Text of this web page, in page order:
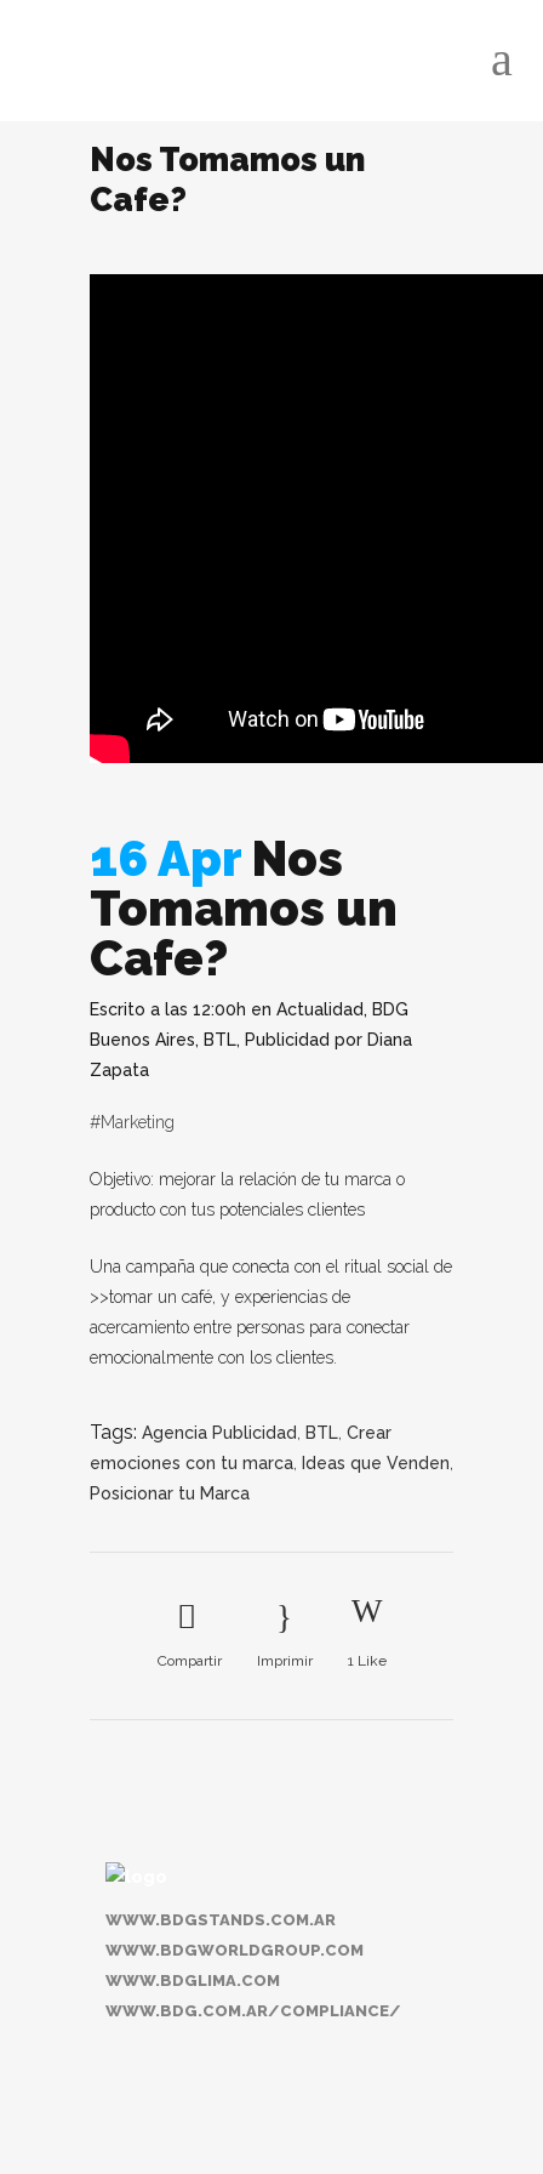
Nos Tomamos un
Cafe?
16 Apr Nos
Tomamos un
Cafe?
Escrito a las 12:00h en Actualidad, BDG
Buenos Aires, BTL, Publicidad por Diana
Zapata
#Marketing
Objetivo: mejorar la relación de tu marca o
producto con tus potenciales clientes
Una campaña que conecta con el ritual social de
>>tomar un café, y experiencias de
acercamiento entre personas para conectar
emocionalmente con los clientes.
Tags: Agencia Publicidad, BTL, Crear
emociones con tu marca, Ideas que Venden,
Posicionar tu Marca
Compartir Imprimir 1Like
WWW.BDGSTANDS.COM.AR
WWW.BDGWORLDGROUP.COM
WWW.BDGLIMA.COM
WWW.BDG.COM.AR/COMPLIANCE/